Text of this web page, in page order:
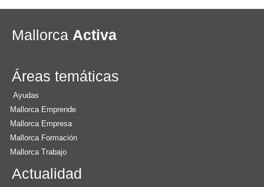
Mallorca Activa
Áreas temáticas
Ayudas
Mallorca Emprende
Mallorca Empresa
Mallorca Formación
Mallorca Trabajo
Actualidad